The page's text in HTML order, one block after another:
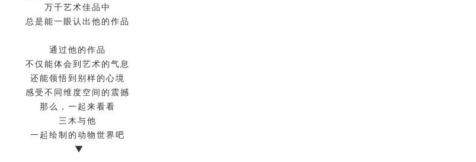
万千艺术佳品中
总是能一眼认出他的作品
通过他的作品
不仅能体会到艺术的气息
还能领悟到别样的心境
感受不同维度空间的震撼
那么，一起来看看
三木与他
一起绘制的动物世界吧
▼